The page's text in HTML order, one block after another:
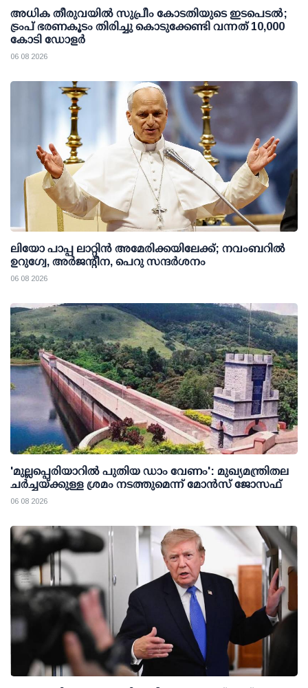
അധിക തീരുവയില്‍ സുപ്രീം കോടതിയുടെ ഇടപെടല്‍;
ട്രംപ് ഭരണകൂടം തിരിച്ചു കൊടുക്കേണ്ടി വന്നത് 10,000
കോടി ഡോളര്‍
06 08 2026
ലിയോ പാപ്പ ലാറ്റിൻ അമേരിക്കയിലേക്ക്; നവംബറിൽ
ഉറുഗ്വേ, അർജന്റീന, പെറു സന്ദർശനം
06 08 2026
'മുല്ലപ്പെരിയാറില്‍ പുതിയ ഡാം വേണം': മുഖ്യമന്ത്രിതല
ചര്‍ച്ചയ്ക്കുള്ള ശ്രമം നടത്തുമെന്ന് മോന്‍സ് ജോസഫ്
06 08 2026